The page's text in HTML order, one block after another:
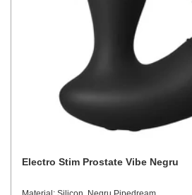
Electro Stim Prostate Vibe Negru